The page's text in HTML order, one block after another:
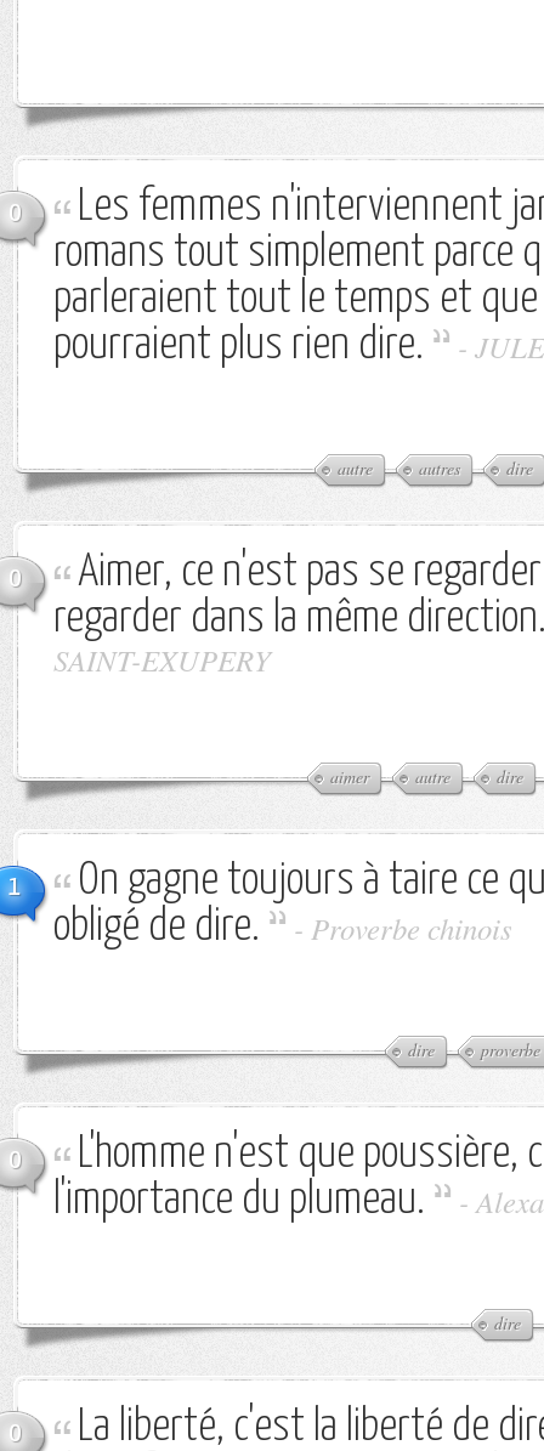
0
Les femmes n'interviennent
romans tout simplement parce
parleraient tout le temps et
pourraient plus rien dire.
-
autre autres dire
0
Aimer, ce n'est pas se
regarder dans la même
SAINT-EXUPERY
aimer autre dire
1
On gagne toujours à taire ce
obligé de dire.
- Proverbe chinois
dire proverbe
0
L'homme n'est que poussière,
l'importance du plumeau.
-
dire
0
La liberté, c'est la liberté de